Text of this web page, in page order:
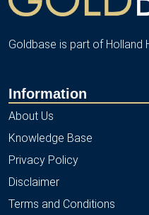
Goldbase is part of Holland
Information
About Us
Knowledge Base
Privacy Policy
Disclaimer
Terms and Conditions